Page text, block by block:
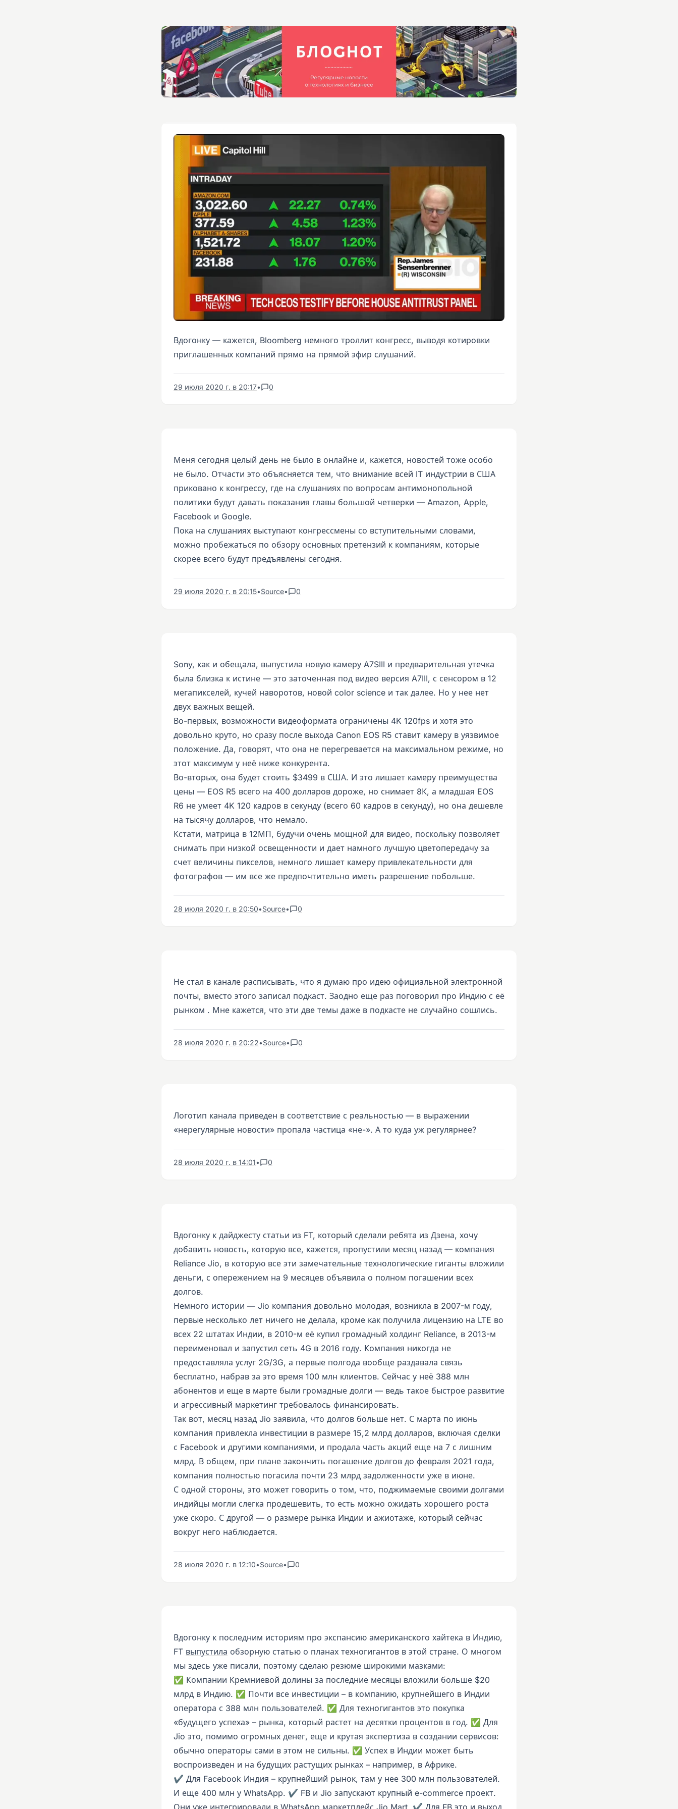
Вдогонку — кажется, Bloomberg немного троллит конгресс, выводя котировки
приглашенных компаний прямо на прямой эфир слушаний.
29 июля 2020 г. в 20:17• 0
Меня сегодня целый день не было в онлайне и, кажется, новостей тоже особо
не было. Отчасти это объясняется тем, что внимание всей IT индустрии в США
приковано к конгрессу, где на слушаниях по вопросам антимонопольной
политики будут давать показания главы большой четверки — Amazon, Apple,
Facebook и Google.
Пока на слушаниях выступают конгрессмены со вступительными словами,
можно пробежаться по обзору основных претензий к компаниям, которые
скорее всего будут предъявлены сегодня.
29 июля 2020 г. в 20:15•Source• 0
Sony, как и обещала, выпустила новую камеру A7SIII и предварительная утечка
была близка к истине — это заточенная под видео версия A7III, с сенсором в 12
мегапикселей, кучей наворотов, новой color science и так далее. Но у нее нет
двух важных вещей.
Во-первых, возможности видеоформата ограничены 4K 120fps и хотя это
довольно круто, но сразу после выхода Canon EOS R5 ставит камеру в уязвимое
положение. Да, говорят, что она не перегревается на максимальном режиме, но
этот максимум у неё ниже конкурента.
Во-вторых, она будет стоить $3499 в США. И это лишает камеру преимущества
цены — EOS R5 всего на 400 долларов дороже, но снимает 8К, а младшая EOS
R6 не умеет 4K 120 кадров в секунду (всего 60 кадров в секунду), но она дешевле
на тысячу долларов, что немало.
Кстати, матрица в 12МП, будучи очень мощной для видео, поскольку позволяет
снимать при низкой освещенности и дает намного лучшую цветопередачу за
счет величины пикселов, немного лишает камеру привлекательности для
фотографов — им все же предпочтительно иметь разрешение побольше.
28 июля 2020 г. в 20:50•Source• 0
Не стал в канале расписывать, что я думаю про идею официальной электронной
почты, вместо этого записал подкаст. Заодно еще раз поговорил про Индию с её
рынком . Мне кажется, что эти две темы даже в подкасте не случайно сошлись.
28 июля 2020 г. в 20:22•Source• 0
Логотип канала приведен в соответствие с реальностью — в выражении
«нерегулярные новости» пропала частица «не-». А то куда уж регулярнее?
28 июля 2020 г. в 14:01• 0
Вдогонку к дайджесту статьи из FT, который сделали ребята из Дзена, хочу
добавить новость, которую все, кажется, пропустили месяц назад — компания
Reliance Jio, в которую все эти замечательные технологические гиганты вложили
деньги, с опережением на 9 месяцев объявила о полном погашении всех
долгов.
Немного истории — Jio компания довольно молодая, возникла в 2007-м году,
первые несколько лет ничего не делала, кроме как получила лицензию на LTE во
всех 22 штатах Индии, в 2010-м её купил громадный холдинг Reliance, в 2013-м
переименовал и запустил сеть 4G в 2016 году. Компания никогда не
предоставляла услуг 2G/3G, а первые полгода вообще раздавала связь
бесплатно, набрав за это время 100 млн клиентов. Сейчас у неё 388 млн
абонентов и еще в марте были громадные долги — ведь такое быстрое развитие
и агрессивный маркетинг требовалось финансировать.
Так вот, месяц назад Jio заявила, что долгов больше нет. С марта по июнь
компания привлекла инвестиции в размере 15,2 млрд долларов, включая сделки
с Facebook и другими компаниями, и продала часть акций еще на 7 с лишним
млрд. В общем, при плане закончить погашение долгов до февраля 2021 года,
компания полностью погасила почти 23 млрд задолженности уже в июне.
С одной стороны, это может говорить о том, что, поджимаемые своими долгами
индийцы могли слегка продешевить, то есть можно ожидать хорошего роста
уже скоро. С другой — о размере рынка Индии и ажиотаже, который сейчас
вокруг него наблюдается.
28 июля 2020 г. в 12:10•Source• 0
Вдогонку к последним историям про экспансию американского хайтека в Индию,
FT выпустила обзорную статью о планах техногигантов в этой стране. О многом
мы здесь уже писали, поэтому сделаю резюме широкими мазками:
✅ Компании Кремниевой долины за последние месяцы вложили больше $20
млрд в Индию. ✅ Почти все инвестиции – в компанию, крупнейшего в Индии
оператора с 388 млн пользователей. ✅ Для техногигантов это покупка
«будущего успеха» – рынка, который растет на десятки процентов в год. ✅ Для
Jio это, помимо огромных денег, еще и крутая экспертиза в создании сервисов:
обычно операторы сами в этом не сильны. ✅ Успех в Индии может быть
воспроизведен и на будущих растущих рынках – например, в Африке.
✔️ Для Facebook Индия – крупнейший рынок, там у нее 300 млн пользователей.
И еще 400 млн у WhatsApp. ✔️ FB и Jio запускают крупный e-commerce проект.
Они уже интегрировали в WhatsApp маркетплейс Jio Mart. ✔️ Для FB это и выход